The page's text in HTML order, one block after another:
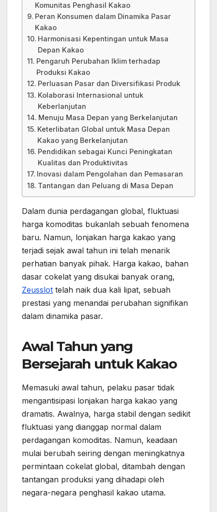
Komunitas Penghasil Kakao
Peran Konsumen dalam Dinamika Pasar
Kakao
Harmonisasi Kepentingan untuk Masa
Depan Kakao
Pengaruh Perubahan Iklim terhadap
Produksi Kakao
Perluasan Pasar dan Diversifikasi Produk
Kolaborasi Internasional untuk
Keberlanjutan
Menuju Masa Depan yang Berkelanjutan
Keterlibatan Global untuk Masa Depan
Kakao yang Berkelanjutan
Pendidikan sebagai Kunci Peningkatan
Kualitas dan Produktivitas
Inovasi dalam Pengolahan dan Pemasaran
Tantangan dan Peluang di Masa Depan
Dalam dunia perdagangan global, fluktuasi
harga komoditas bukanlah sebuah fenomena
baru. Namun, lonjakan harga kakao yang
terjadi sejak awal tahun ini telah menarik
perhatian banyak pihak. Harga kakao, bahan
dasar cokelat yang disukai banyak orang,
Zeusslot telah naik dua kali lipat, sebuah
prestasi yang menandai perubahan signifikan
dalam dinamika pasar.
Awal Tahun yang
Bersejarah untuk Kakao
Memasuki awal tahun, pelaku pasar tidak
mengantisipasi lonjakan harga kakao yang
dramatis. Awalnya, harga stabil dengan sedikit
fluktuasi yang dianggap normal dalam
perdagangan komoditas. Namun, keadaan
mulai berubah seiring dengan meningkatnya
permintaan cokelat global, ditambah dengan
tantangan produksi yang dihadapi oleh
negara-negara penghasil kakao utama.